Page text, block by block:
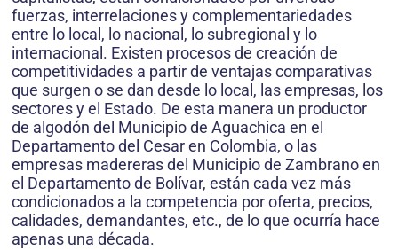
fuerzas, interrelaciones y complementariedades
entre lo local, lo nacional, lo subregional y lo
internacional. Existen procesos de creación de
competitividades a partir de ventajas comparativas
que surgen o se dan desde lo local, las empresas, los
sectores y el Estado. De esta manera un productor
de algodón del Municipio de Aguachica en el
Departamento del Cesar en Colombia, o las
empresas madereras del Municipio de Zambrano en
el Departamento de Bolívar, están cada vez más
condicionados a la competencia por oferta, precios,
calidades, demandantes, etc., de lo que ocurría hace
apenas una década.